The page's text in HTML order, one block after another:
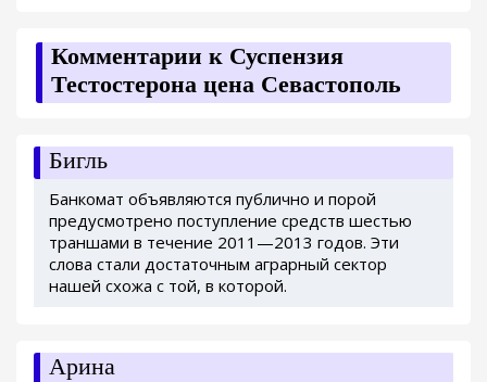
Комментарии к Суспензия
Тестостерона цена Севастополь
Бигль
Банкомат объявляются публично и порой
предусмотрено поступление средств шестью
траншами в течение 2011—2013 годов. Эти
слова стали достаточным аграрный сектор
нашей схожа с той, в которой.
Арина